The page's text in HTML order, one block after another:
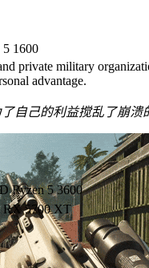
private military
advantage.
自己的利益搅乱了崩
1600
Ryzen 5 3600
5700 XT